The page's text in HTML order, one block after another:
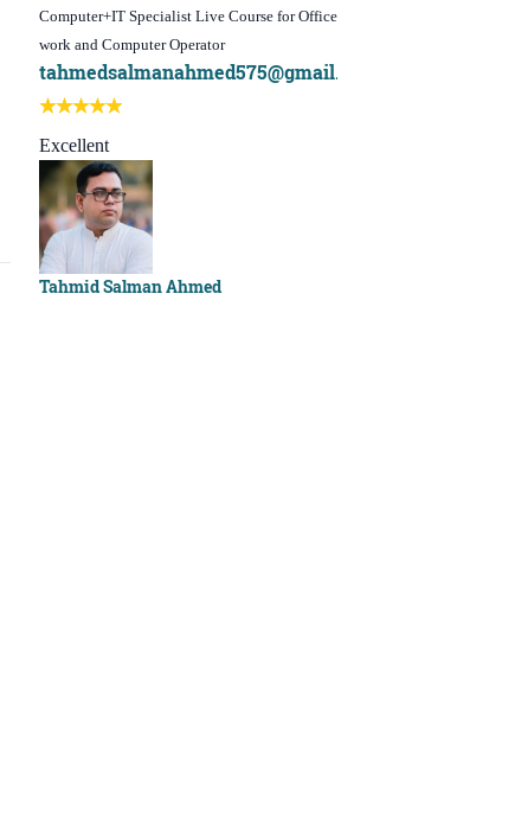
Computer+IT Specialist Live Course for Office
work and Computer Operator
tahmedsalmanahmed575@gmail.com
Excellent
Tahmid Salman Ahmed